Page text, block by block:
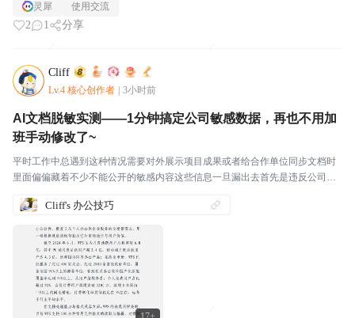
灵犀 使用交流
2 1 分享
Cliff
Lv.4 核心创作者 3小时前
AI文档脱敏实测——1分钟搞定公司敏感数据，再也不用加
班手动修改了~
平时工作中总遇到这种情况需要对外展示项目成果或者给合作单位同步文档时
里面偏偏藏着不少不能公开的敏感内容这些信息一旦漏出去首先是违反公司内
能吃上官司赔违约金都不是没可能滴~要是以前我们这种小...
Cliff's 办公技巧